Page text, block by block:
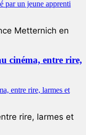
Metternich en
cinéma, entre rire,
rire, larmes et